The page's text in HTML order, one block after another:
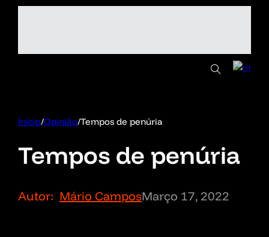
Início/Opinião/Tempos de penúria
Tempos de penúria
Autor: Mário CamposMarço 17, 2022